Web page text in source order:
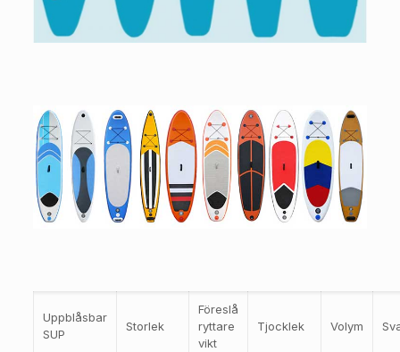
Uppblåsbar
SUP
Storlek
Föreslå
ryttare
vikt
Tjocklek Volym